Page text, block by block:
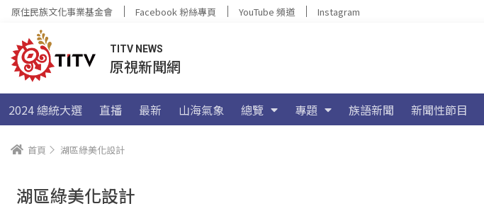
原住民族文化事業基金會 Facebook 粉絲專頁 YouTube 頻道 Instagram
TITV NEWS
原視新聞網
2024 總統大選 直播 最新 山海氣象 總覽 專題 族語新聞 新聞性節目
首頁 湖區綠美化設計
湖區綠美化設計